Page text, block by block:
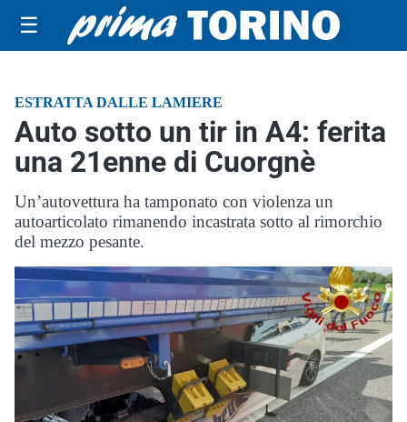
☰
ESTRATTA DALLE LAMIERE
Auto sotto un tir in A4: ferita
una 21enne di Cuorgnè
Un’autovettura ha tamponato con violenza un
autoarticolato rimanendo incastrata sotto al rimorchio
del mezzo pesante.